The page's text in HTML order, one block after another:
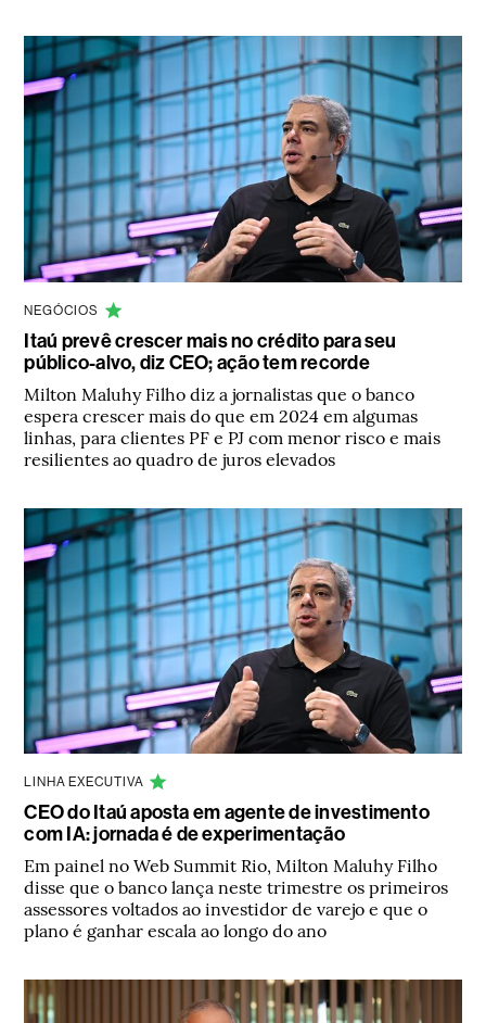
NEGÓCIOS
Itaú prevê crescer mais no crédito para seu
público-alvo, diz CEO; ação tem recorde
Milton Maluhy Filho diz a jornalistas que o banco
espera crescer mais do que em 2024 em algumas
linhas, para clientes PF e PJ com menor risco e mais
resilientes ao quadro de juros elevados
LINHA EXECUTIVA
CEO do Itaú aposta em agente de investimento
com IA: jornada é de experimentação
Em painel no Web Summit Rio, Milton Maluhy Filho
disse que o banco lança neste trimestre os primeiros
assessores voltados ao investidor de varejo e que o
plano é ganhar escala ao longo do ano